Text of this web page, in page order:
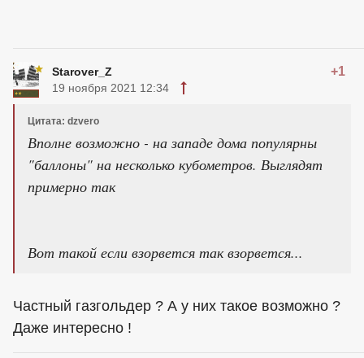
Starover_Z +1
19 ноября 2021 12:34
Цитата: dzvero
Вполне возможно - на западе дома популярны
"баллоны" на несколько кубометров. Выглядят
примерно так
Вот такой если взорвется так взорвется...
Частный газгольдер ? А у них такое возможно ?
Даже интересно !